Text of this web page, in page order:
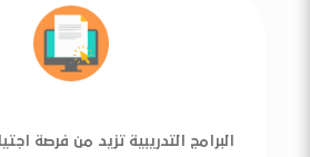
البرامج التدريبية تزيد من فرصة